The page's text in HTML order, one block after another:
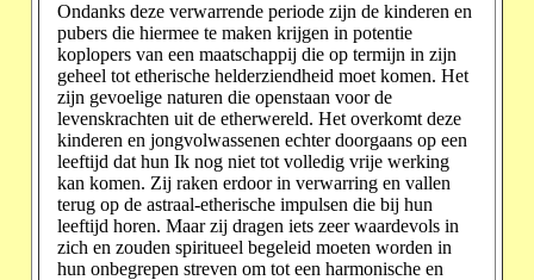
Ondanks deze verwarrende periode zijn de kinderen en
pubers die hiermee te maken krijgen in potentie
koplopers van een maatschappij die op termijn in zijn
geheel tot etherische helderziendheid moet komen. Het
zijn gevoelige naturen die openstaan voor de
levenskrachten uit de etherwereld. Het overkomt deze
kinderen en jongvolwassenen echter doorgaans op een
leeftijd dat hun Ik nog niet tot volledig vrije werking
kan komen. Zij raken erdoor in verwarring en vallen
terug op de astraal-etherische impulsen die bij hun
leeftijd horen. Maar zij dragen iets zeer waardevols in
zich en zouden spiritueel begeleid moeten worden in
hun onbegrepen streven om tot een harmonische en